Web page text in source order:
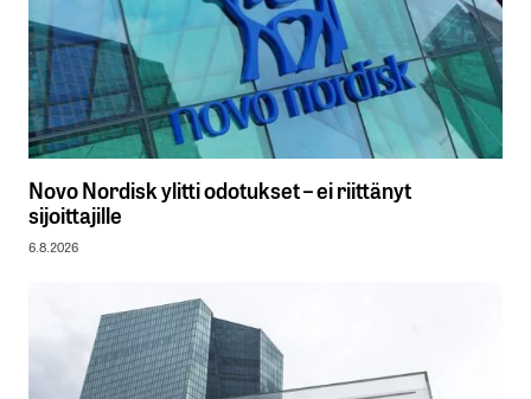
Novo Nordisk ylitti odotukset – ei riittänyt
sijoittajille
6.8.2026